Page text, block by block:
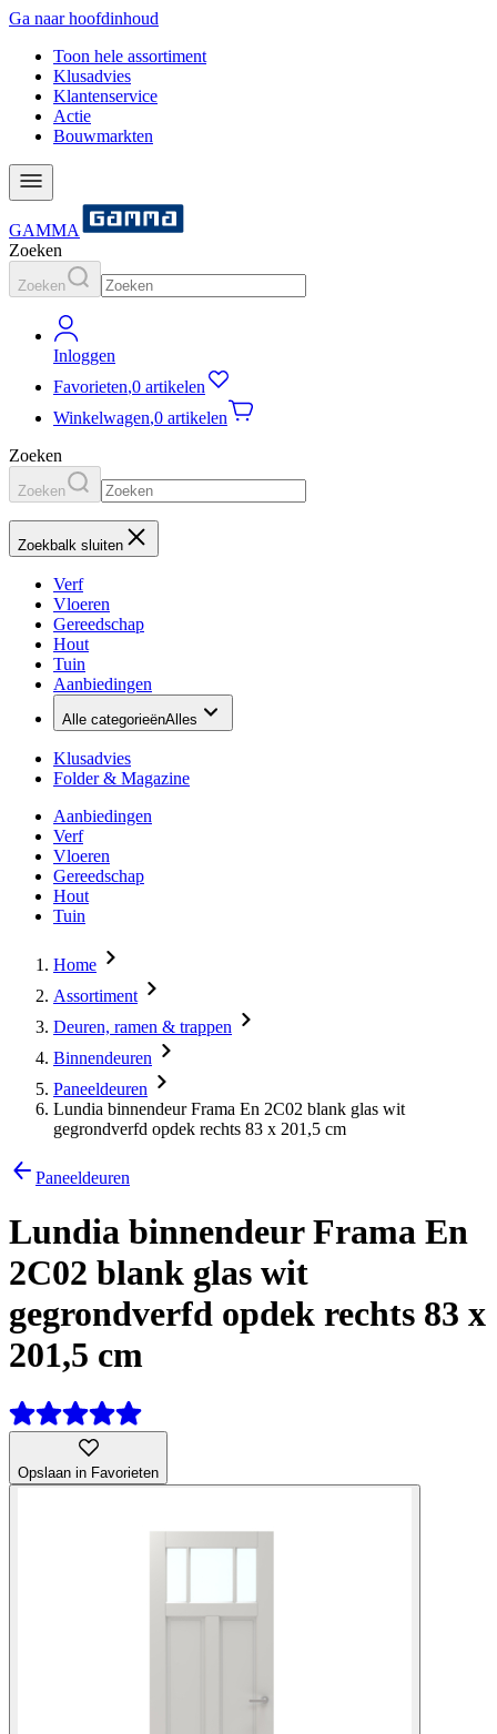
Ga naar hoofdinhoud
Toon hele assortiment
Klusadvies
Klantenservice
Actie
Bouwmarkten
GAMMA
Zoeken
Zoeken
Inloggen
Favorieten,0 artikelen
Winkelwagen,0 artikelen
Zoeken
Zoeken
Zoekbalk sluiten
Verf
Vloeren
Gereedschap
Hout
Tuin
Aanbiedingen
Alle categorieënAlles
Klusadvies
Folder & Magazine
Aanbiedingen
Verf
Vloeren
Gereedschap
Hout
Tuin
Home
Assortiment
Deuren, ramen & trappen
Binnendeuren
Paneeldeuren
Lundia binnendeur Frama En 2C02 blank glas wit
gegrondverfd opdek rechts 83 x 201,5 cm
Paneeldeuren
Lundia binnendeur Frama En
2C02 blank glas wit
gegrondverfd opdek rechts 83 x
201,5 cm
Opslaan in Favorieten